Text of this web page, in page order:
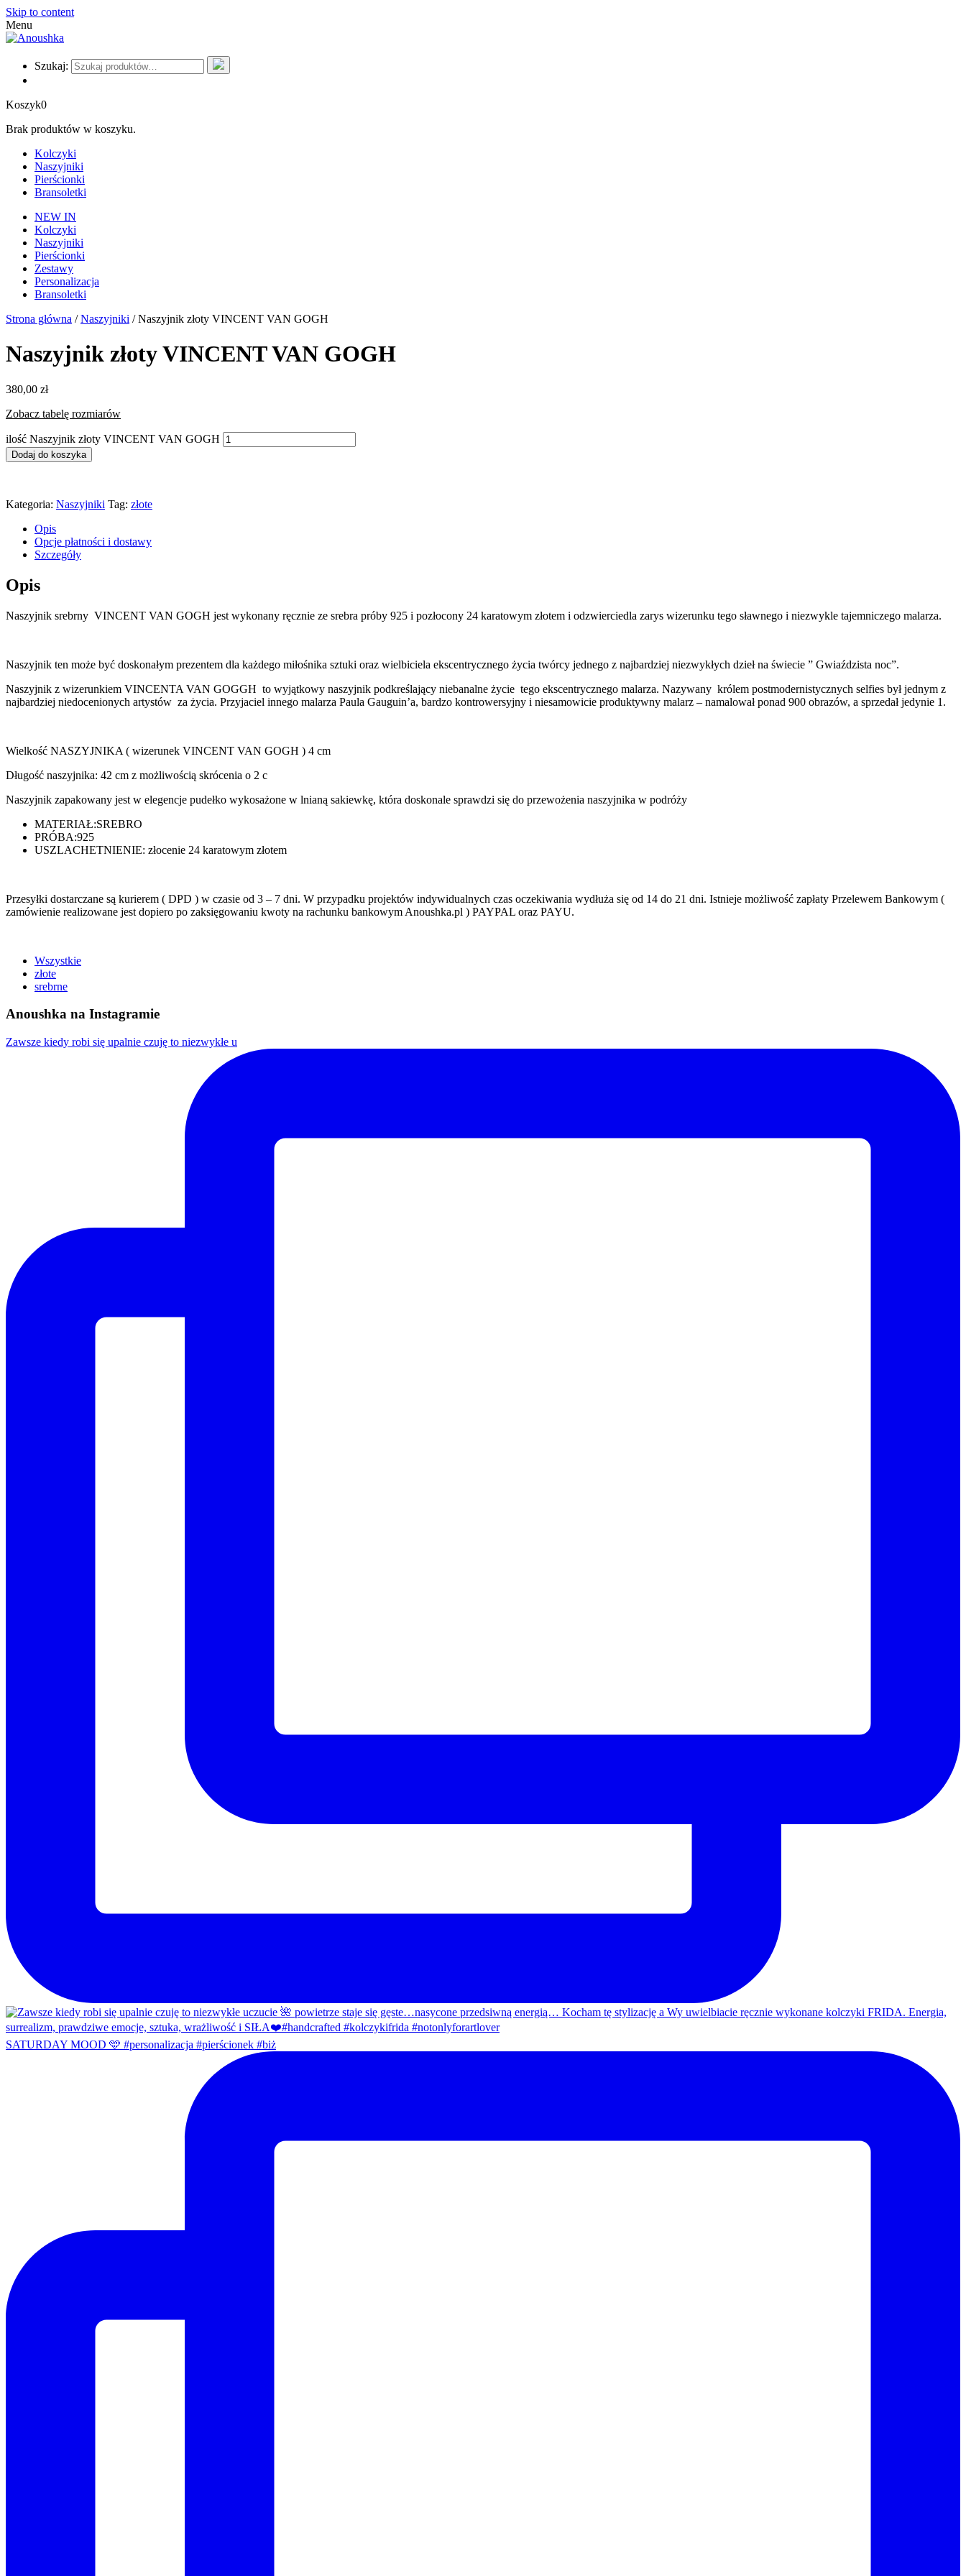
Skip to content
Menu
Szukaj:
Koszyk0
Brak produktów w koszyku.
Kolczyki
Naszyjniki
Pierścionki
Bransoletki
NEW IN
Kolczyki
Naszyjniki
Pierścionki
Zestawy
Personalizacja
Bransoletki
Strona główna /Naszyjniki / Naszyjnik złoty VINCENT VAN GOGH
Naszyjnik złoty VINCENT VAN GOGH
380,00 zł
Zobacz tabelę rozmiarów
ilość Naszyjnik złoty VINCENT VAN GOGH
Dodaj do koszyka
Kategoria: Naszyjniki Tag: złote
Opis
Opcje płatności i dostawy
Szczegóły
Opis
Naszyjnik srebrny VINCENT VAN GOGH jest wykonany ręcznie ze srebra próby 925 i pozłocony 24 karatowym złotem i odzwierciedla zarys wizerunku tego sławnego i niezwykle tajemniczego malarza.
Naszyjnik ten może być doskonałym prezentem dla każdego miłośnika sztuki oraz wielbiciela ekscentrycznego życia twórcy jednego z najbardziej niezwykłych dzieł na świecie ” Gwiaździsta noc”.
Naszyjnik z wizerunkiem VINCENTA VAN GOGGH to wyjątkowy naszyjnik podkreślający niebanalne życie tego ekscentrycznego malarza. Nazywany królem postmodernistycznych selfies był jednym z
najbardziej niedocenionych artystów za życia. Przyjaciel innego malarza Paula Gauguin’a, bardzo kontrowersyjny i niesamowicie produktywny malarz – namalował ponad 900 obrazów, a sprzedał jedynie 1.
Wielkość NASZYJNIKA ( wizerunek VINCENT VAN GOGH ) 4 cm
Długość naszyjnika: 42 cm z możliwością skrócenia o 2 c
Naszyjnik zapakowany jest w elegencje pudełko wykosażone w lnianą sakiewkę, która doskonale sprawdzi się do przewożenia naszyjnika w podróży
MATERIAŁ:SREBRO
PRÓBA:925
USZLACHETNIENIE: złocenie 24 karatowym złotem
Przesyłki dostarczane są kurierem ( DPD ) w czasie od 3 – 7 dni. W przypadku projektów indywidualnych czas oczekiwania wydłuża się od 14 do 21 dni. Istnieje możliwość zapłaty Przelewem Bankowym (
zamówienie realizowane jest dopiero po zaksięgowaniu kwoty na rachunku bankowym Anoushka.pl ) PAYPAL oraz PAYU.
Wszystkie
złote
srebrne
Anoushka na Instagramie
Zawsze kiedy robi się upalnie czuję to niezwykłe u
SATURDAY MOOD 🩵 #personalizacja #pierścionek #biż